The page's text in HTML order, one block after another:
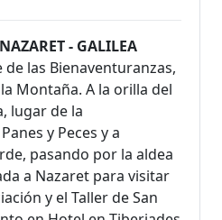
- GALILEA
las Bienaventuranzas,
Montaña. A la orilla del
lugar de la
y Peces y a
pasando por la aldea
a Nazaret para visitar
y el Taller de San